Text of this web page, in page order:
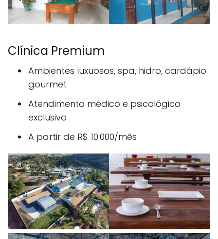
Clínica Premium
Ambientes luxuosos, spa, hidro, cardápio
gourmet
Atendimento médico e psicológico
exclusivo
A partir de R$ 10.000/mês